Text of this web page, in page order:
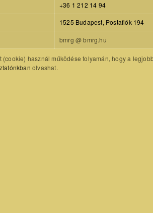
+36 1 212 14 94
1525 Budapest, Postafiók 194
bmrg @ bmrg.hu
(cookie) használ működése folyamán, hogy a
olvashat.